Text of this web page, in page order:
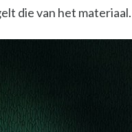
die van het materiaal.